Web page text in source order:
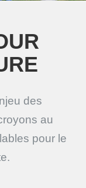
des
au
pour le